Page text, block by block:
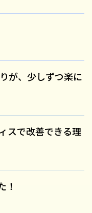
が、少しずつ楽に
スで改善できる理
！